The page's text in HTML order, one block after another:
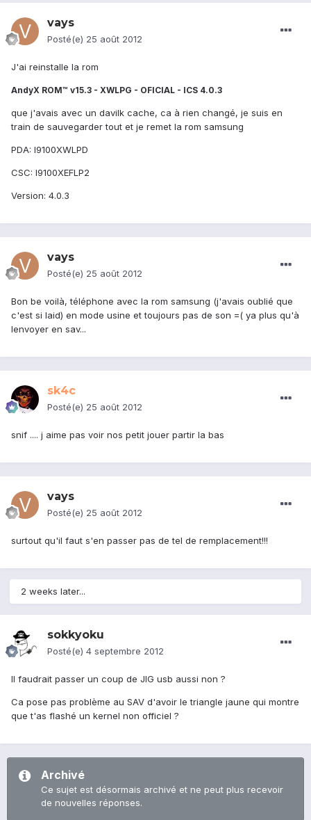
vays
Posté(e) 25 août 2012
J'ai reinstalle la rom
AndyX ROM™ v15.3 - XWLPG - OFICIAL - ICS 4.0.3
que j'avais avec un davilk cache, ca à rien changé, je suis en
train de sauvegarder tout et je remet la rom samsung
PDA: I9100XWLPD
CSC: I9100XEFLP2
Version: 4.0.3
vays
Posté(e) 25 août 2012
Bon be voilà, téléphone avec la rom samsung (j'avais oublié que
c'est si laid) en mode usine et toujours pas de son =( ya plus qu'à
lenvoyer en sav...
sk4c
Posté(e) 25 août 2012
snif .... j aime pas voir nos petit jouer partir la bas
vays
Posté(e) 25 août 2012
surtout qu'il faut s'en passer pas de tel de remplacement!!!
2 weeks later...
sokkyoku
Posté(e) 4 septembre 2012
Il faudrait passer un coup de JIG usb aussi non ?
Ca pose pas problème au SAV d'avoir le triangle jaune qui montre
que t'as flashé un kernel non officiel ?
Archivé
Ce sujet est désormais archivé et ne peut plus recevoir
de nouvelles réponses.